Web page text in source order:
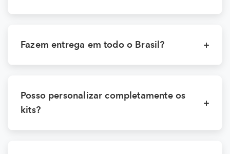
Fazem entrega em todo o Brasil? +
Posso personalizar completamente os
kits?
+